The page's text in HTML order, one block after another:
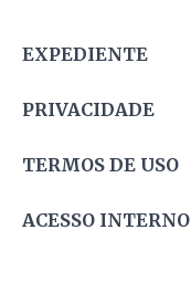
EXPEDIENTE
PRIVACIDADE
TERMOS DE USO
ACESSO INTERNO